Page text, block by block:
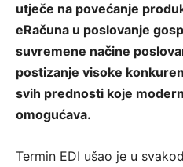
utječe na povećanje
eRačuna u poslovanje
suvremene načine
postizanje visoke
svih prednosti koje
omogućava.
Termin EDI ušao je u